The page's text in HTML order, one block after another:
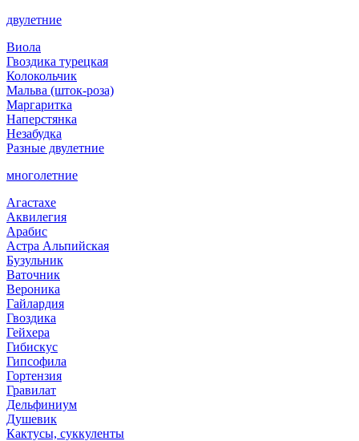
двулетние
Виола
Гвоздика турецкая
Колокольчик
Мальва (шток-роза)
Маргаритка
Наперстянка
Незабудка
Разные двулетние
многолетние
Агастахе
Аквилегия
Арабис
Астра Альпийская
Бузульник
Ваточник
Вероника
Гайлардия
Гвоздика
Гейхера
Гибискус
Гипсофила
Гортензия
Гравилат
Дельфиниум
Душевик
Кактусы, суккуленты